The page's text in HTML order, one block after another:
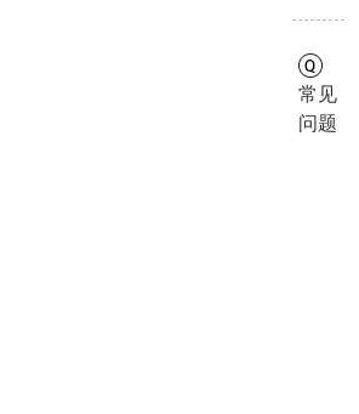
常见
问题